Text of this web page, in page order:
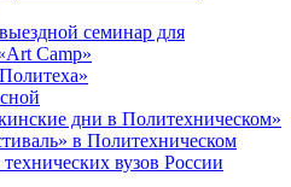
семинар для
Camp»
дни в Политехническом»
в Политехническом
вузов России